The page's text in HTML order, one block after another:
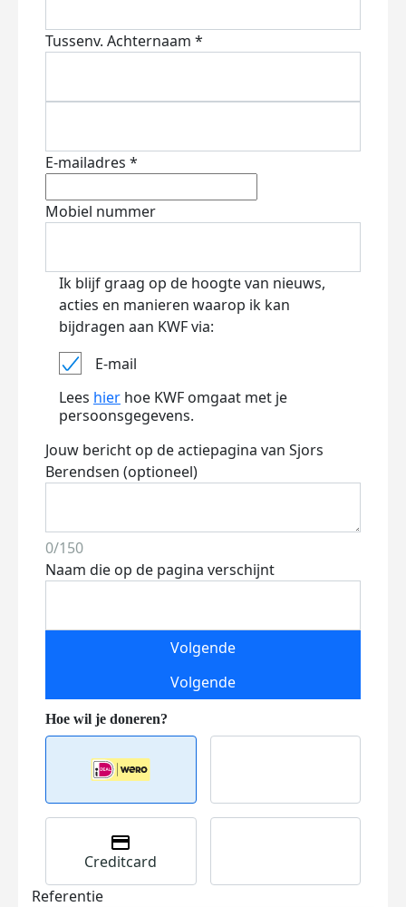
Tussenv. Achternaam *
E-mailadres *
Mobiel nummer
Ik blijf graag op de hoogte van nieuws,
acties en manieren waarop ik kan
bijdragen aan KWF via:
E-mail
Lees hier hoe KWF omgaat met je
persoonsgegevens.
Jouw bericht op de actiepagina van Sjors
Berendsen (optioneel)
0/150
Naam die op de pagina verschijnt
Volgende
Volgende
Creditcard
Referentie